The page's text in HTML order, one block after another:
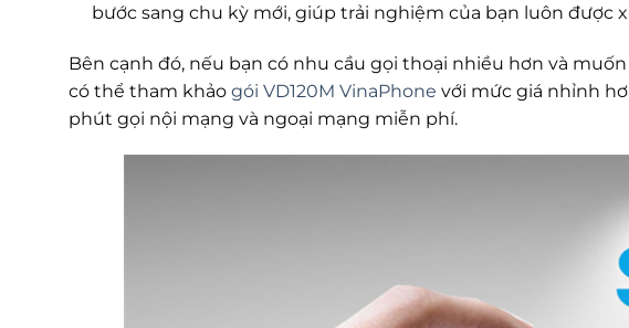
bước sang chu kỳ mới, giúp trải nghiệm của bạn luôn được
Bên cạnh đó, nếu bạn có nhu cầu gọi thoại nhiều hơn và
có thể tham khảo gói VD120M VinaPhone với mức giá nhỉnh
phút gọi nội mạng và ngoại mạng miễn phí.